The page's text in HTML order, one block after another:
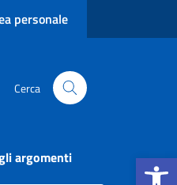
Apri la
personale
Cerca
argomenti